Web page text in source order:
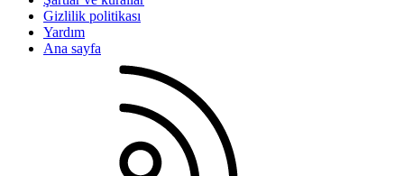
Gizlilik politikası
Yardım
Ana sayfa